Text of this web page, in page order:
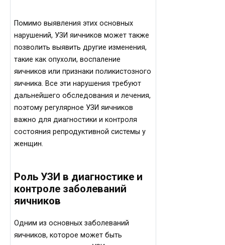
Помимо выявления этих основных
нарушений, УЗИ яичников может также
позволить выявить другие изменения,
такие как опухоли, воспаление
яичников или признаки поликистозного
яичника. Все эти нарушения требуют
дальнейшего обследования и лечения,
поэтому регулярное УЗИ яичников
важно для диагностики и контроля
состояния репродуктивной системы у
женщин.
Роль УЗИ в диагностике и
контроле заболеваний
яичников
Одним из основных заболеваний
яичников, которое может быть